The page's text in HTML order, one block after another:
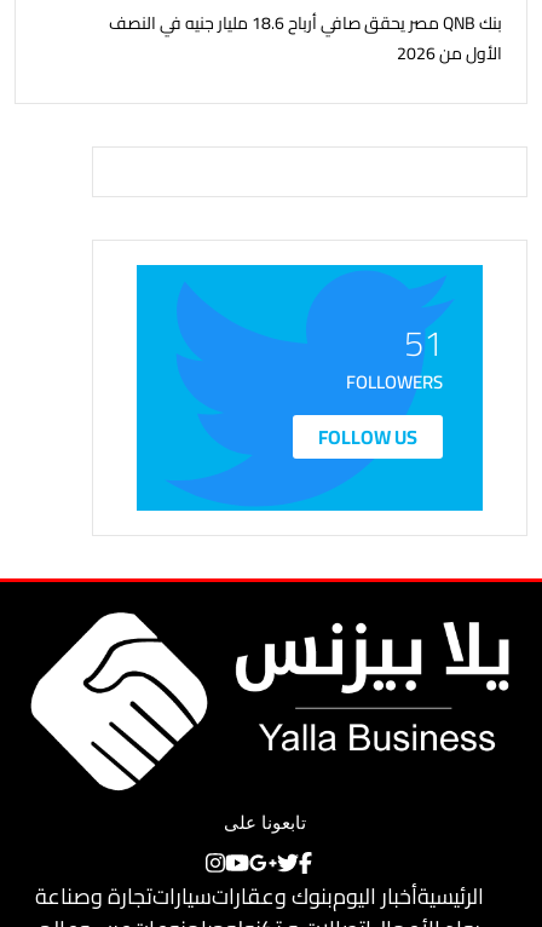
بنك QNB مصر يحقق صافي أرباح 18.6 مليار جنيه في النصف
الأول من 2026
51
FOLLOWERS
FOLLOW US
تابعونا على
الرئيسيةأخبار اليومبنوك وعقاراتسياراتتجارة وصناعة